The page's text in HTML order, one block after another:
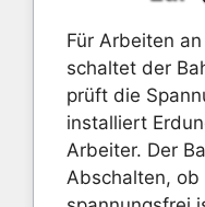
Für Arbeiten
schaltet der
prüft die
installiert
Arbeiter. Der
Abschalten, ob